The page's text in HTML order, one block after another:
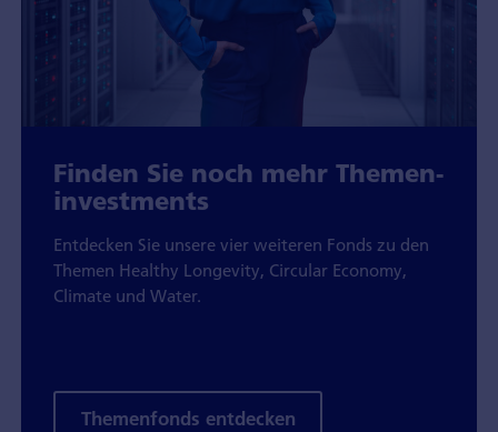
Finden Sie noch mehr Themen­
investments
Entdecken Sie unsere vier weiteren Fonds zu den
Themen Healthy Longevity, Circular Economy,
Climate und Water.
Themenfonds entdecken